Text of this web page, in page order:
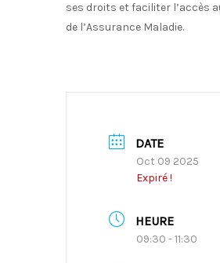
ses droits et faciliter l’accès
de l’Assurance Maladie.
DATE
Oct 09 2025
Expiré !
HEURE
09:30 - 11:30